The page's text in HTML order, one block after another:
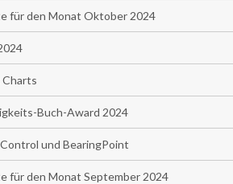
für den Monat Oktober 2024
Buch-Award 2024
und BearingPoint
für den Monat September 2024